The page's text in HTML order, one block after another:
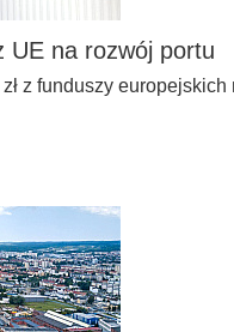
UE na rozwój portu
z funduszy